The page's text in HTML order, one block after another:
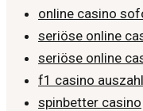
online casino
seriöse online
seriöse online
f1 casino
spinbetter casino